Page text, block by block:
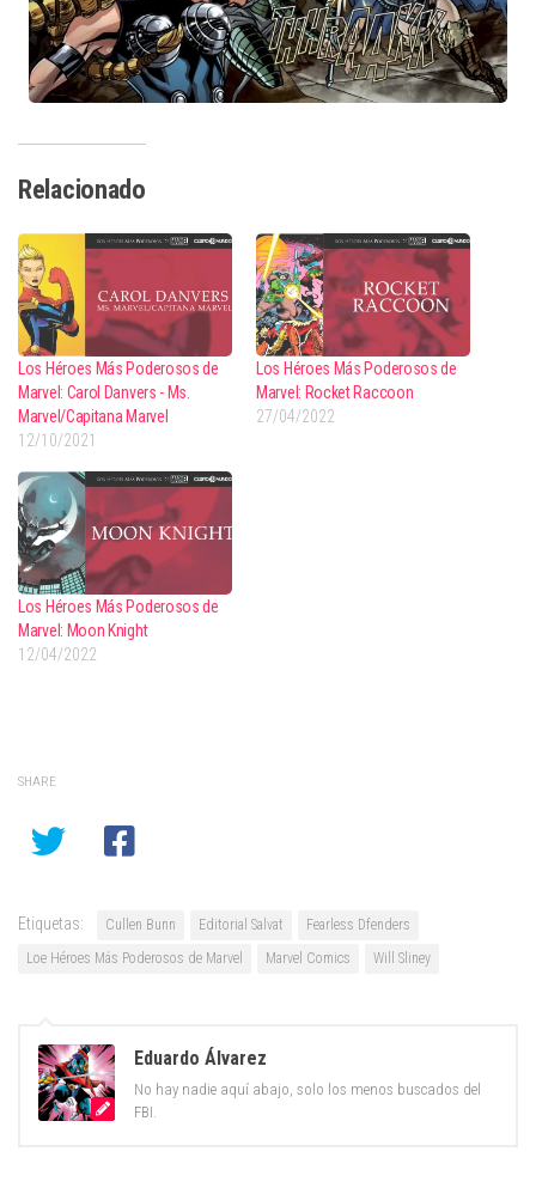
Relacionado
Los Héroes Más Poderosos de
Marvel: Carol Danvers - Ms.
Marvel/Capitana Marvel
12/10/2021
Los Héroes Más Poderosos de
Marvel: Rocket Raccoon
27/04/2022
Los Héroes Más Poderosos de
Marvel: Moon Knight
12/04/2022
SHARE
Etiquetas: Cullen Bunn Editorial Salvat
Fearless Dfenders
Loe Héroes Más Poderosos de Marvel
Marvel Comics Will Sliney
Eduardo Álvarez
No hay nadie aquí abajo, solo los menos buscados del
FBI.